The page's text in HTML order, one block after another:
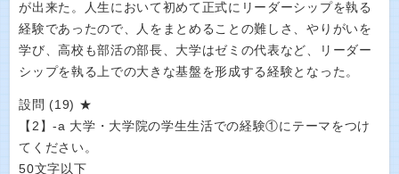
が出来た。人生において初めて正式にリーダーシップを執る
経験であったので、人をまとめることの難しさ、やりがいを
学び、高校も部活の部長、大学はゼミの代表など、リーダー
シップを執る上での大きな基盤を形成する経験となった。
設問 (19) ★
【2】-a 大学・大学院の学生生活での経験①にテーマをつけ
てください。
50文字以下